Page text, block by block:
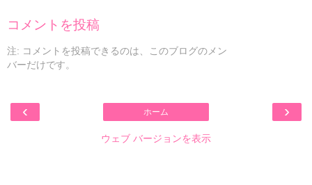
コメントを投稿
注: コメントを投稿できるのは、このブログのメン
バーだけです。
‹ ›
ホーム
ウェブ バージョンを表示